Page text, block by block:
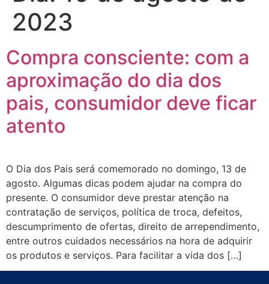
2023
Compra consciente: com a
aproximação do dia dos
pais, consumidor deve ficar
atento
O Dia dos Pais será comemorado no domingo, 13 de
agosto. Algumas dicas podem ajudar na compra do
presente. O consumidor deve prestar atenção na
contratação de serviços, política de troca, defeitos,
descumprimento de ofertas, direito de arrependimento,
entre outros cuidados necessários na hora de adquirir
os produtos e serviços. Para facilitar a vida dos […]